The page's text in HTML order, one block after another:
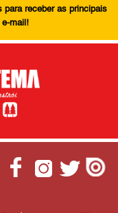
para receber as principais
mail!